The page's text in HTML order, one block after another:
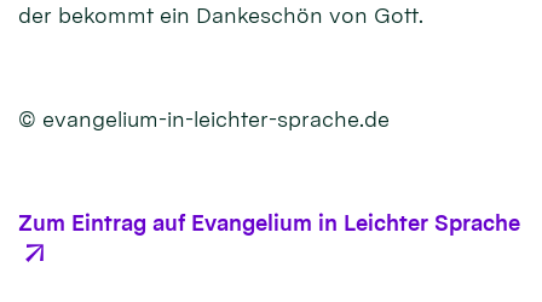
der bekommt ein Dankeschön von Gott.
© evangelium-in-leichter-sprache.de
Zum Eintrag auf Evangelium in Leichter Sprache